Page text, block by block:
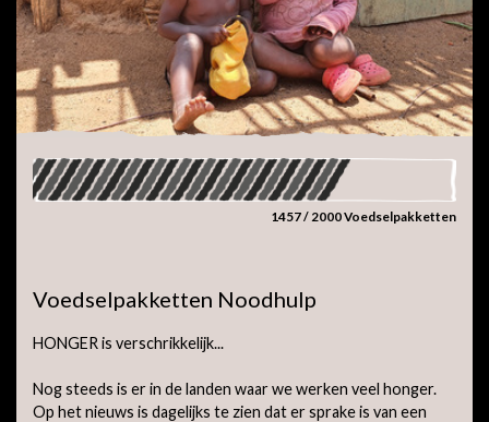
1457 / 2000 Voedselpakketten
Voedselpakketten Noodhulp
HONGER is verschrikkelijk...
Nog steeds is er in de landen waar we werken veel honger.
Op het nieuws is dagelijks te zien dat er sprake is van een